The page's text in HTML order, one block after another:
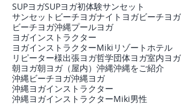
SUPヨガSUPヨガ初体験サンセット
サンセットビーチヨガナイトヨガビーチヨガ
ビーチヨガ沖縄プールヨガ
ヨガインストラクター
ヨガインストラクターMiki リゾートホテル
リピーター様出張ヨガ哲学団体ヨガ室内ヨガ
朝ヨガ朝ヨガ（屋内） 沖縄沖縄をご紹介
沖縄ビーチヨガ沖縄ヨガ
沖縄ヨガインストラクター
沖縄ヨガインストラクターMiki男性